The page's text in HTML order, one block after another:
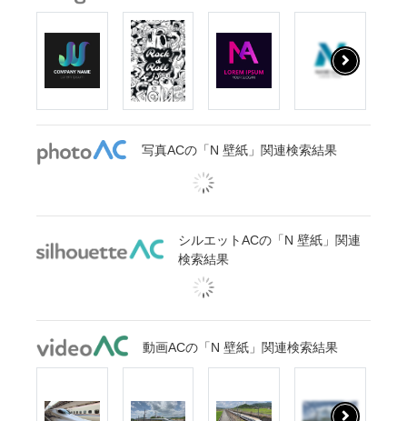
写真ACの「N 壁紙」関連検索結果
シルエットACの「N 壁紙」関連
検索結果
動画ACの「N 壁紙」関連検索結果